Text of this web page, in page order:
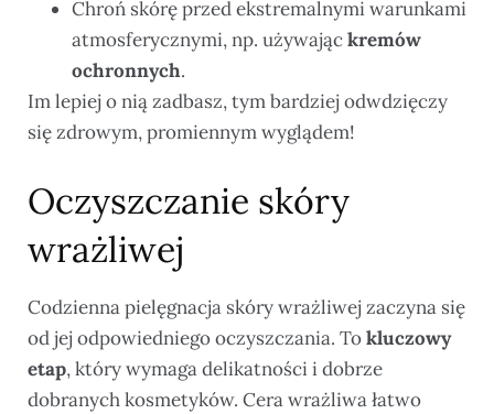
Chroń skórę przed ekstremalnymi warunkami
atmosferycznymi, np. używająckremów
ochronnych.
Im lepiej o nią zadbasz, tym bardziej odwdzięczy
się zdrowym, promiennym wyglądem!
Oczyszczanie skóry
wrażliwej
Codzienna pielęgnacja skóry wrażliwej zaczyna się
od jej odpowiedniego oczyszczania. Tokluczowy
etap, który wymaga delikatności i dobrze
dobranych kosmetyków. Cera wrażliwa łatwo